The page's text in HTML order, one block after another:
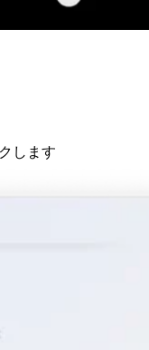
します